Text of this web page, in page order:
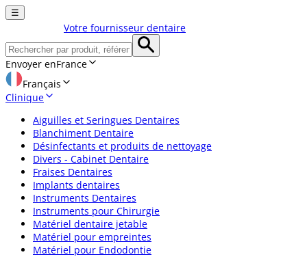
☰
Votre fournisseur dentaire
Envoyer enFrance
Français
Clinique
Aiguilles et Seringues Dentaires
Blanchiment Dentaire
Désinfectants et produits de nettoyage
Divers - Cabinet Dentaire
Fraises Dentaires
Implants dentaires
Instruments Dentaires
Instruments pour Chirurgie
Matériel dentaire jetable
Matériel pour empreintes
Matériel pour Endodontie